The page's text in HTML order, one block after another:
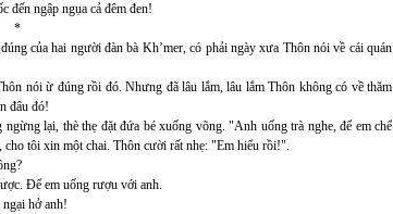
đến ngập ngụa cả đêm đen!
*
của hai người đàn bà Kh’mer, có phải ngày xưa Thôn nói về cái quán
nói ừ đúng rồi đó. Nhưng đã lâu lắm, lâu lắm Thôn không có về thăm
đâu đó!
lại, thè thẹ đặt đứa bé xuống võng. "Anh uống trà nghe, để em chế
tôi xin một chai. Thôn cười rất nhẹ: "Em hiểu rồi!".
Để em uống rượu với anh.
hở anh!